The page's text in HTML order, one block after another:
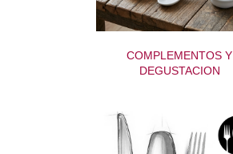
COMPLEMENTOS Y
DEGUSTACION